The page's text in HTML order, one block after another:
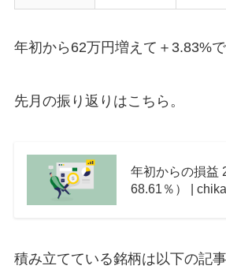
年初から62万円増えて＋3.83%で
先月の振り返りはこちら。
年初からの損益
68.61％） |
積み立てている銘柄は以下の記